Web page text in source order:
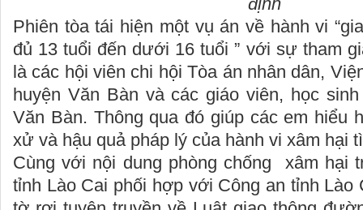
Phiên tòa tái hiện một vụ án về hành vi
đủ 13 tuổi đến dưới 16 tuổi ” với sự tham
là các hội viên chi hội Tòa án nhân dân,
huyện Văn Bàn và các giáo viên, học
Văn Bàn. Thông qua đó giúp các em hiểu
xử và hậu quả pháp lý của hành vi xâm hại
Cùng với nội dung phòng chống xâm hại
tỉnh Lào Cai phối hợp với Công an tỉnh Lào